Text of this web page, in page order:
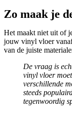
Zo maak je
Het maakt niet uit of
jouw vinyl vloer
van de juiste
De vraag is
vinyl vloer
verschillende
steeds
tegenwoordig